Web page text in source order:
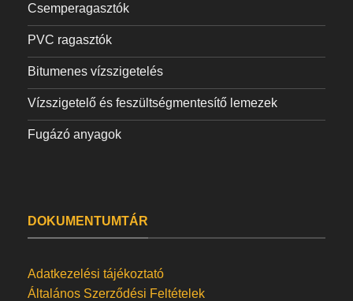
Csemperagasztók
PVC ragasztók
Bitumenes vízszigetelés
Vízszigetelő és feszültségmentesítő lemezek
Fugázó anyagok
DOKUMENTUMTÁR
Adatkezelési tájékoztató
Általános Szerződési Feltételek